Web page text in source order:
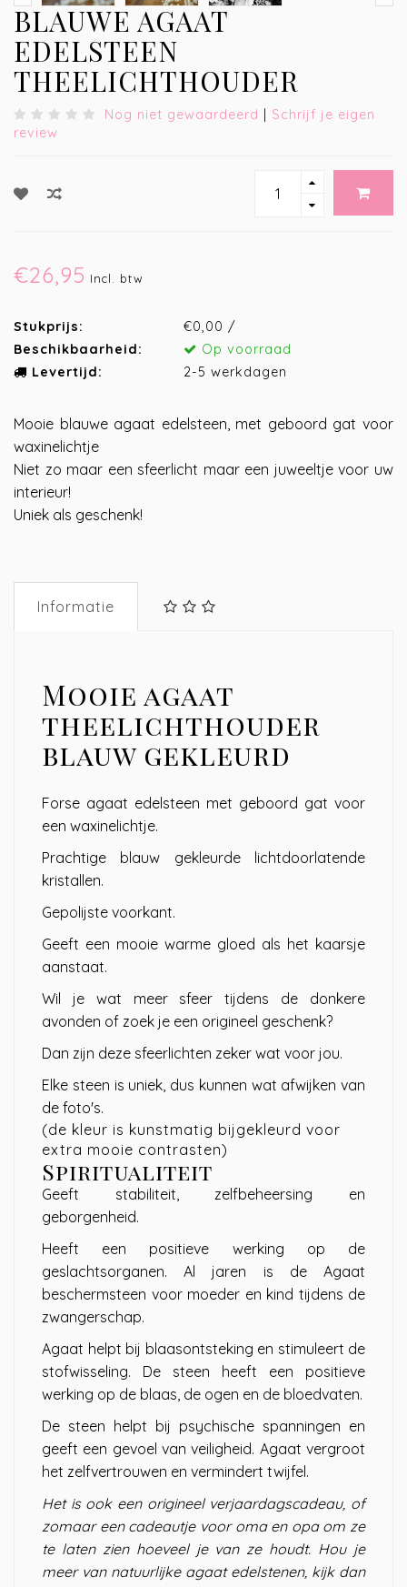
BLAUWE AGAAT
EDELSTEEN
THEELICHTHOUDER
Nog niet gewaardeerd | Schrijf je eigen
review
€26,95 Incl. btw
Stukprijs:
€0,00 /
Beschikbaarheid:
Op voorraad
Levertijd:
2-5 werkdagen
Mooie blauwe agaat edelsteen, met geboord gat voor
waxinelichtje
Niet zo maar een sfeerlicht maar een juweeltje voor uw
interieur!
Uniek als geschenk!
Informatie
Mooie agaat
theelichthouder
blauw gekleurd
Forse agaat edelsteen met geboord gat voor
een waxinelichtje.
Prachtige blauw gekleurde lichtdoorlatende
kristallen.
Gepolijste voorkant.
Geeft een mooie warme gloed als het kaarsje
aanstaat.
Wil je wat meer sfeer tijdens de donkere
avonden of zoek je een origineel geschenk?
Dan zijn deze sfeerlichten zeker wat voor jou.
Elke steen is uniek, dus kunnen wat afwijken van
de foto's.
(de kleur is kunstmatig bijgekleurd voor
extra mooie contrasten)
Spiritualiteit
Geeft stabiliteit, zelfbeheersing en
geborgenheid.
Heeft een positieve werking op de
geslachtsorganen. Al jaren is de Agaat
beschermsteen voor moeder en kind tijdens de
zwangerschap.
Agaat helpt bij blaasontsteking en stimuleert de
stofwisseling. De steen heeft een positieve
werking op de blaas, de ogen en de bloedvaten.
De steen helpt bij psychische spanningen en
geeft een gevoel van veiligheid. Agaat vergroot
het zelfvertrouwen en vermindert twijfel.
Het is ook een origineel verjaardagscadeau, of
zomaar een cadeautje voor oma en opa om ze
te laten zien hoeveel je van ze houdt. Hou je
meer van natuurlijke agaat edelstenen, kijk dan